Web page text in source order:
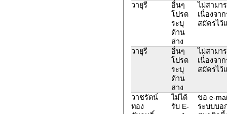
วายุรี
อื่นๆ
โปรด
ระบุ
ด้าน
ล่าง
ไม่สามา
เนื่องจา
สมัครไว้
วายุรี
อื่นๆ
โปรด
ระบุ
ด้าน
ล่าง
ไม่สามา
เนื่องจา
สมัครไว้
วาชรัตน์
ทอง
ไม่ได้
รับ E-
ขอ e-
ระบบบอ